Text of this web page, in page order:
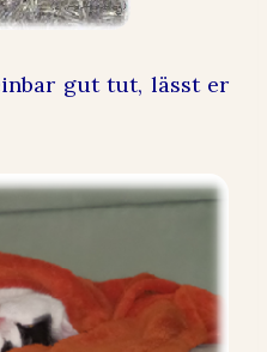
gut tut, lässt er